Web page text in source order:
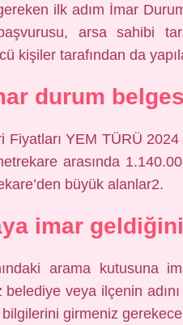
ilk adım İmar
arsa sahibi
kişiler tarafından da
durum
Fiyatları YEM TÜRÜ
arasında
büyük alanlar2.
imar geldiğini
arama kutusuna
belediye veya ilçenin
girmeniz